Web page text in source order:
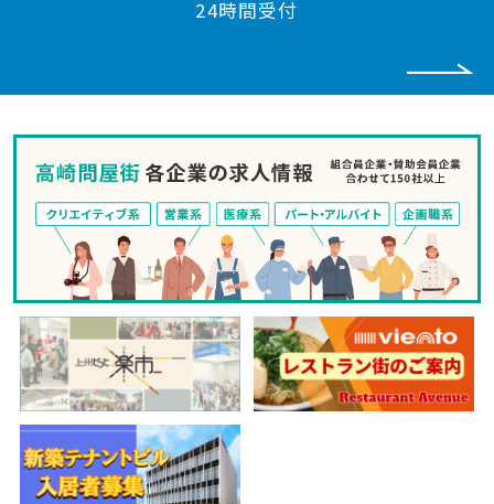
24時間受付